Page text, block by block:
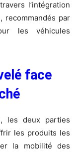
l’intégration
recommandés par
les véhicules
face
les deux parties
les produits les
la mobilité des